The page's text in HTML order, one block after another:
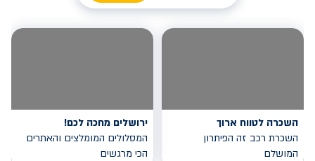
השכרה לטווח ארוך
השכרת רכב זה הפיתרון
המושלם
ירושלים מחכה לכם!
המסלולים המומלצים והאתרים
הכי מרגשים